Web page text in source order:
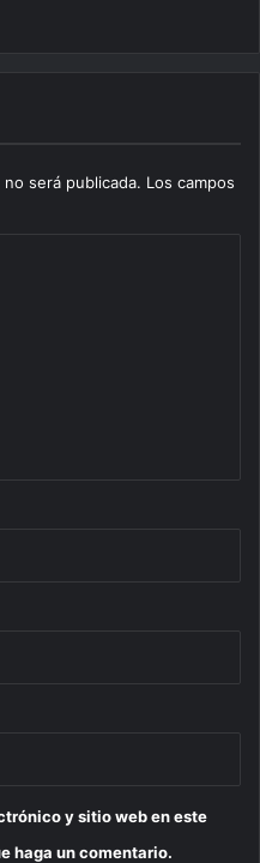
será publicada. Los campos
y sitio web en este
haga un comentario.